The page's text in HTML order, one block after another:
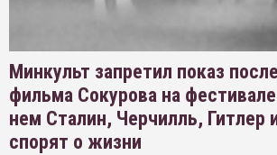
Минкульт запретил показ
фильма Сокурова на
нем Сталин, Черчилль, Гитлер
спорят о жизни